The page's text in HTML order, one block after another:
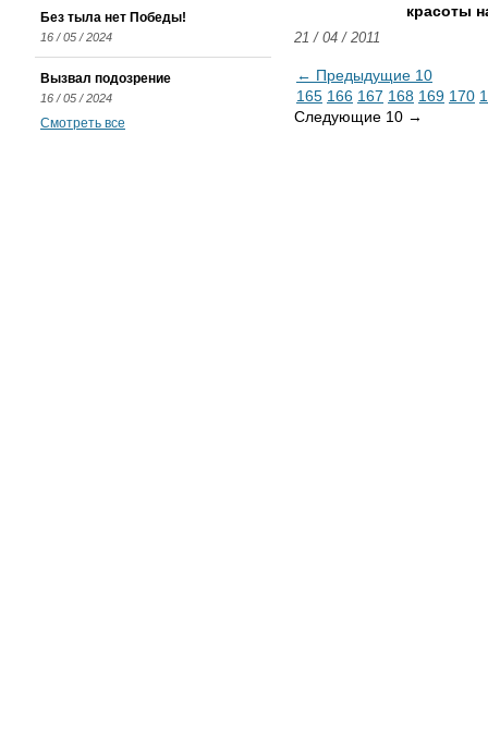
красоты
21 / 04 / 2011
← Предыдущие 10
165 166 167 168 169 170
Следующие 10 →
Без тыла нет Победы!
16 / 05 / 2024
Вызвал подозрение
16 / 05 / 2024
Смотреть все